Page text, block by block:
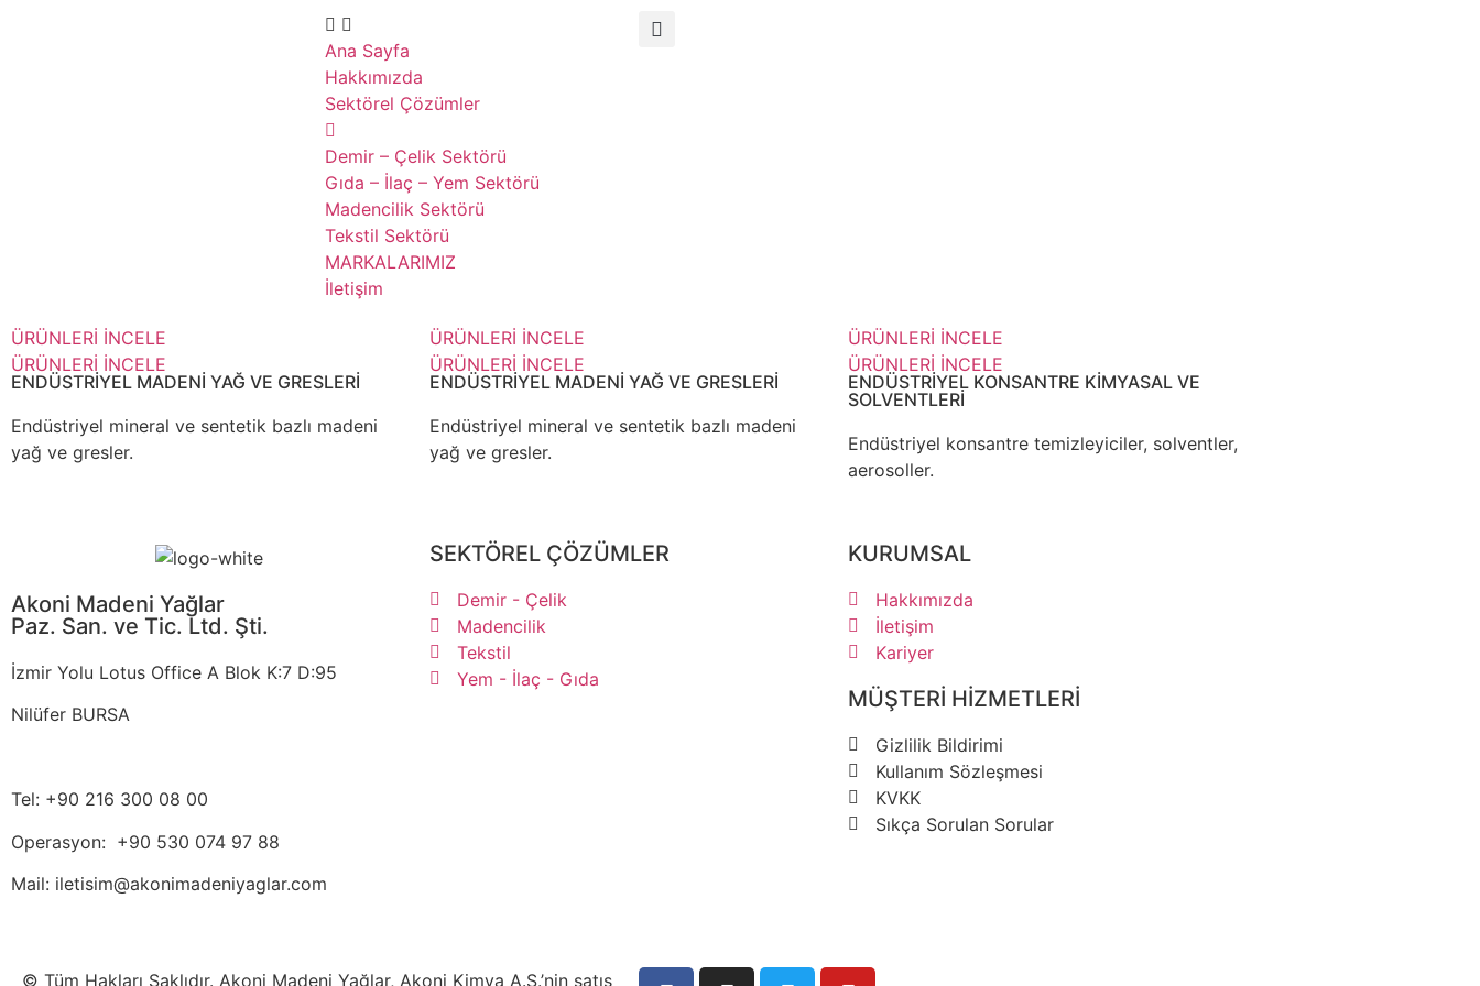
Ana Sayfa
Hakkımızda
Sektörel Çözümler
Demir – Çelik Sektörü
Gıda – İlaç – Yem Sektörü
Madencilik Sektörü
Tekstil Sektörü
MARKALARIMIZ
İletişim
ENDÜSTRİYEL MADENİ YAĞ VE GRESLERİ
Endüstriyel mineral ve sentetik bazlı madeni
yağ ve gresler.
ÜRÜNLERİ İNCELE
ÜRÜNLERİ İNCELE
ENDÜSTRİYEL MADENİ YAĞ VE GRESLERİ
Endüstriyel mineral ve sentetik bazlı madeni
yağ ve gresler.
ÜRÜNLERİ İNCELE
ÜRÜNLERİ İNCELE
ENDÜSTRİYEL KONSANTRE KİMYASAL VE
SOLVENTLERİ
Endüstriyel konsantre temizleyiciler, solventler,
aerosoller.
ÜRÜNLERİ İNCELE
ÜRÜNLERİ İNCELE
Akoni Madeni Yağlar
Paz. San. ve Tic. Ltd. Şti.
İzmir Yolu Lotus Office A Blok K:7 D:95
Nilüfer BURSA
Tel: +90 216 300 08 00
Operasyon: +90 530 074 97 88
Mail: iletisim@akonimadeniyaglar.com
SEKTÖREL ÇÖZÜMLER
Demir - Çelik
Madencilik
Tekstil
Yem - İlaç - Gıda
KURUMSAL
Hakkımızda
İletişim
Kariyer
MÜŞTERİ HİZMETLERİ
Gizlilik Bildirimi
Kullanım Sözleşmesi
KVKK
Sıkça Sorulan Sorular
© Tüm Hakları Saklıdır. Akoni Madeni Yağlar, Akoni Kimya A.Ş.’nin satış